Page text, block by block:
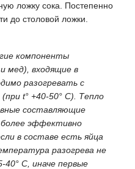
ложку сока. Постепенно
до столовой ложки.
компоненты
мед), входящие в
разогревать с
t° +40-50° С). Тепло
составляющие
эффективно
в составе есть яйца
разогрева не
С, иначе первые